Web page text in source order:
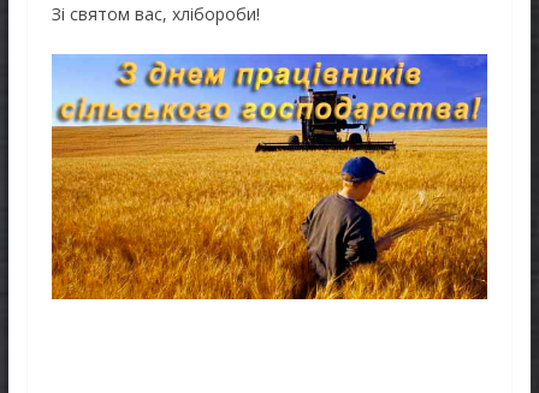
Зі святом вас, хлібороби!